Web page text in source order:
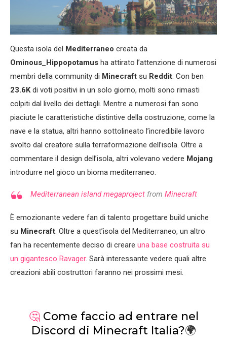
Questa isola del Mediterraneo creata da
Ominous_Hippopotamus ha attirato l’attenzione di numerosi
membri della community di Minecraft su Reddit . Con ben
23.6Kdi voti positivi in ​​un solo giorno, molti sono rimasti
colpiti dal livello dei dettagli. Mentre a numerosi fan sono
piaciute le caratteristiche distintive della costruzione, come la
nave e la statua, altri hanno sottolineato l’incredibile lavoro
svolto dal creatore sulla terraformazione dell’isola. Oltre a
commentare il design dell’isola, altri volevano vedere Mojang
introdurre nel gioco un bioma mediterraneo.
Mediterranean island megaproject from Minecraft
È emozionante vedere fan di talento progettare build uniche
su Minecraft . Oltre a quest’isola del Mediterraneo, un altro
fan ha recentemente deciso di creare una base costruita su
un gigantesco Ravager. Sarà interessante vedere quali altre
creazioni abili costruttori faranno nei prossimi mesi.
🤔 Come faccio ad entrare nel
Discord di Minecraft Italia?🌍